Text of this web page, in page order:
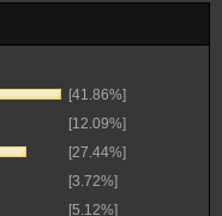
[41.86%]
[12.09%]
[27.44%]
[3.72%]
[5.12%]